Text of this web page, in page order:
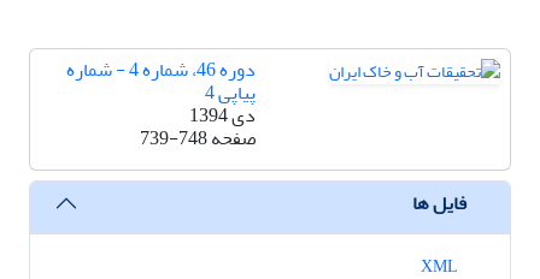
دوره 46، شماره 4 - شماره
پیاپی 4
دی 1394
صفحه739-748
فایل ها